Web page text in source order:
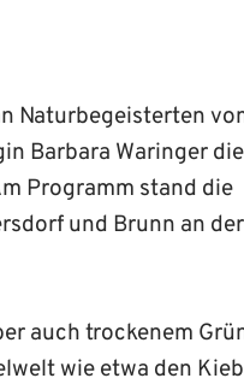
Naturbegeisterten
Barbara Waringer die
Programm stand die
und Brunn an der
auch trockenem
wie etwa den